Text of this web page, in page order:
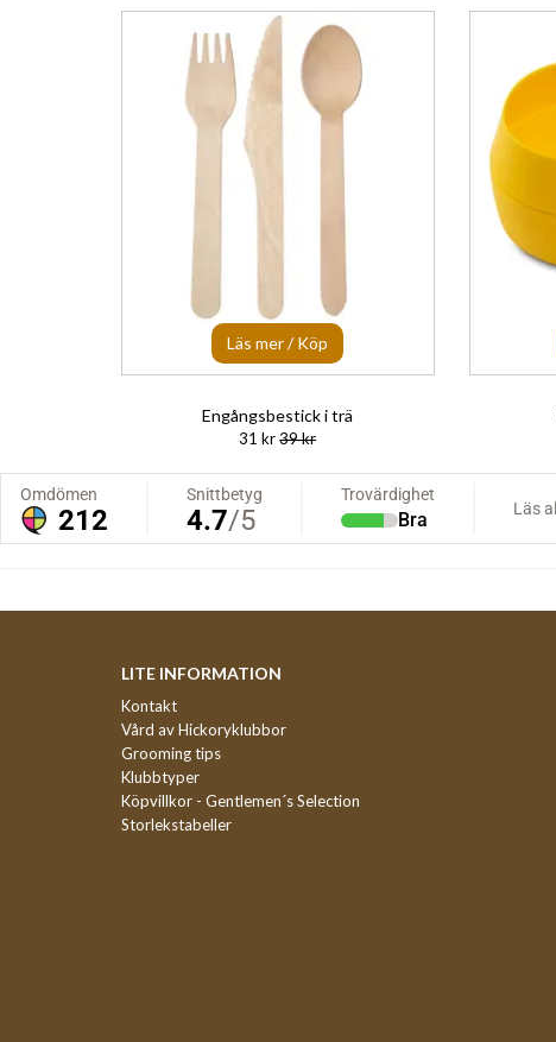
Läs mer / Köp
Engångsbestick i trä
31 kr39 kr
LITE INFORMATION
Kontakt
Vård av Hickoryklubbor
Grooming tips
Klubbtyper
Köpvillkor - Gentlemen´s Selection
Storlekstabeller